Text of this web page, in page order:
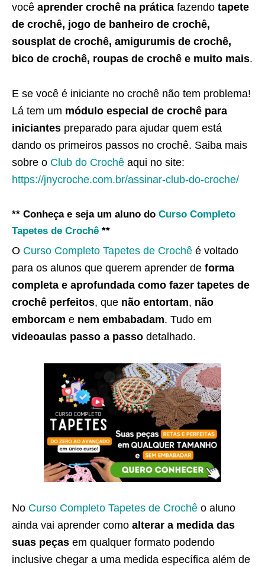
você aprender crochê na prática fazendo tapete
de crochê, jogo de banheiro de crochê,
sousplat de crochê, amigurumis de crochê,
bico de crochê, roupas de crochê e muito mais.
E se você é iniciante no crochê não tem problema!
Lá tem um módulo especial de crochê para
iniciantes preparado para ajudar quem está
dando os primeiros passos no crochê. Saiba mais
sobre o Club do Crochê aqui no site:
https://jnycroche.com.br/assinar-club-do-croche/
** Conheça e seja um aluno do Curso Completo
Tapetes de Crochê **
O Curso Completo Tapetes de Crochê é voltado
para os alunos que querem aprender de forma
completa e aprofundada como fazer tapetes de
crochê perfeitos, que não entortam, não
emborcam e nem embabadam. Tudo em
videoaulas passo a passo detalhado.
No Curso Completo Tapetes de Crochê o aluno
ainda vai aprender como alterar a medida das
suas peças em qualquer formato podendo
inclusive chegar a uma medida específica além de